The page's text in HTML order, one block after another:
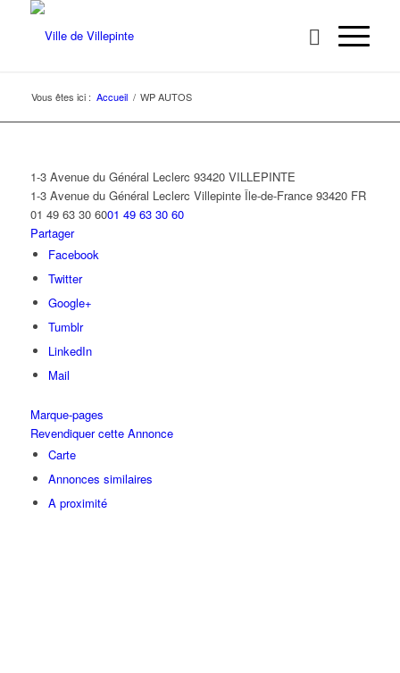
Vous êtes ici : Accueil / WP AUTOS
1-3 Avenue du Général Leclerc 93420 VILLEPINTE
1-3 Avenue du Général Leclerc Villepinte Île-de-France 93420 FR
01 49 63 30 6001 49 63 30 60
Partager
Facebook
Twitter
Google+
Tumblr
LinkedIn
Mail
Marque-pages
Revendiquer cette Annonce
Carte
Annonces similaires
A proximité